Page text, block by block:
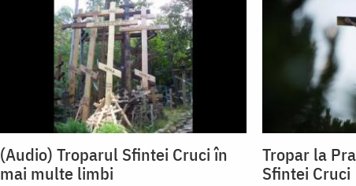
(Audio) Troparul Sfintei Cruci în
mai multe limbi
Tropar la
Sfintei Cruci